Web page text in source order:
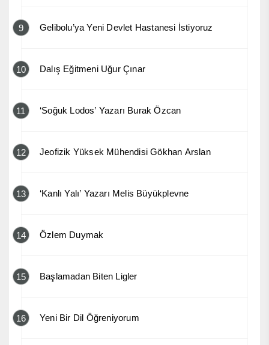
9 Gelibolu’ya Yeni Devlet Hastanesi İstiyoruz
10 Dalış Eğitmeni Uğur Çınar
11 ‘Soğuk Lodos’ Yazarı Burak Özcan
12 Jeofizik Yüksek Mühendisi Gökhan Arslan
13 ‘Kanlı Yalı’ Yazarı Melis Büyükplevne
14 Özlem Duymak
15 Başlamadan Biten Ligler
16 Yeni Bir Dil Öğreniyorum